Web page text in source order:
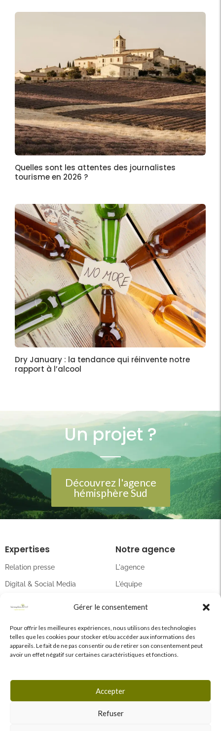
Gérer le consentement
Pour offrir les meilleures expériences, nous utilisons des technologies
telles que les cookies pour stocker et/ou accéder aux informations des
appareils. Le fait de ne pas consentir ou de retirer son consentement peut
avoir un effet négatif sur certaines caractéristiques et fonctions.
Accepter
Refuser
Quelles sont les attentes des journalistes
tourisme en 2026 ?
Dry January : la tendance qui réinvente notre
rapport à l’alcool
Un projet ?
Découvrez l'agence
hémisphère Sud
Expertises
Relation presse
Digital & Social Media
Notre agence
L'agence
L'équipe
Contact
Bordeaux : 05 57 77 59 60
contact@agencehemispheresud.com